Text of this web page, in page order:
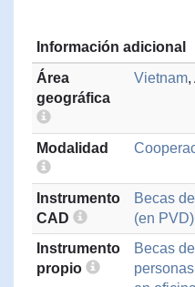
Información adicional
Área
geográfica
Vietnam,
Modalidad
Instrumento
CAD
Becas
(en PVD)
Instrumento
propio
Becas